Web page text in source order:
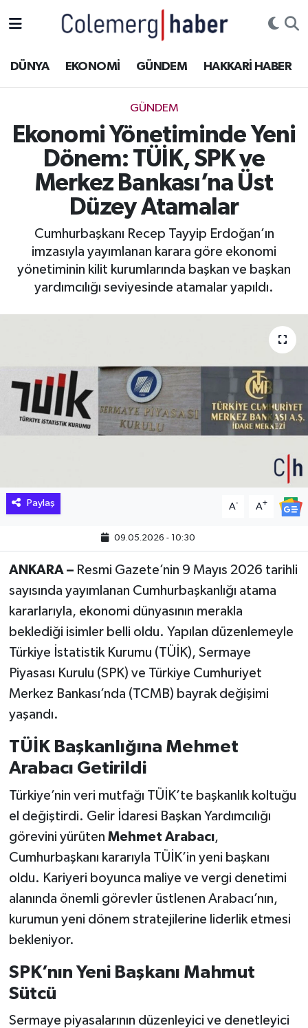
DÜNYA EKONOMİ GÜNDEM HAKKARİ HABER
GÜNDEM
Ekonomi Yönetiminde Yeni
Dönem: TÜİK, SPK ve
Merkez Bankası’na Üst
Düzey Atamalar
Cumhurbaşkanı Recep Tayyip Erdoğan’ın
imzasıyla yayımlanan karara göre ekonomi
yönetiminin kilit kurumlarında başkan ve başkan
yardımcılığı seviyesinde atamalar yapıldı.
Paylaş A- A+
09.05.2026 - 10:30
ANKARA –Resmi Gazete’nin 9 Mayıs 2026 tarihli
sayısında yayımlanan Cumhurbaşkanlığı atama
kararlarıyla, ekonomi dünyasının merakla
beklediği isimler belli oldu. Yapılan düzenlemeyle
Türkiye İstatistik Kurumu (TÜİK), Sermaye
Piyasası Kurulu (SPK) ve Türkiye Cumhuriyet
Merkez Bankası’nda (TCMB) bayrak değişimi
yaşandı.
TÜİK Başkanlığına Mehmet
Arabacı Getirildi
Türkiye’nin veri mutfağı TÜİK’te başkanlık koltuğu
el değiştirdi. Gelir İdaresi Başkan Yardımcılığı
görevini yürüten Mehmet Arabacı,
Cumhurbaşkanı kararıyla TÜİK’in yeni başkanı
oldu. Kariyeri boyunca maliye ve vergi denetimi
alanında önemli görevler üstlenen Arabacı’nın,
kurumun yeni dönem stratejilerine liderlik etmesi
bekleniyor.
SPK’nın Yeni Başkanı Mahmut
Sütcü
Sermaye piyasalarının düzenleyici ve denetleyici
ASAYİŞ
DOĞA
DÜNYA
EĞİTİM
EKONOMİ
GÜNDEM
İLGİNÇ HABERLER
KADIN
KÜLTÜR SANAT
MAKALE
REKLAM
SAĞLIK
SİYASET
TARİH
TEKNOLOJİ
YAŞAM
Hakkâri Hava Durumu
Hakkari Namaz Vakitleri
Hakkâri Trafik Yoğunluk Haritası
Süper Lig Puan Durumu ve Fikstür
Tüm Manşetler
Son Dakika Haberleri
Haber Arşivi